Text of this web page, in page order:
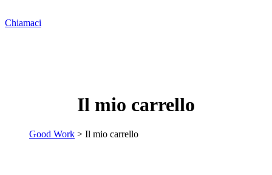
Chiamaci
Il mio carrello
Good Work > Il mio carrello